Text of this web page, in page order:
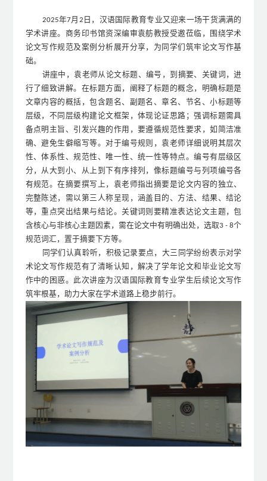
2025年7月 2 日，汉语国际教育专业又迎来一场干货满满的
学术讲座。商务印书馆资深编审袁舫教授受邀莅临，围绕学术
论文写作规范及案例分析展开分享，为同学们筑牢论文写作基
础。
讲座中，袁老师从论文标题、编号，到摘要、关键词，进
行了细致讲解。在标题方面，阐释了标题的概念，明确标题是
文章内容的概括，包含题名、副题名、章名、节名、小标题等
层级，不同层级构建论文框架，体现论证思路；强调标题需具
备点明主旨、引发兴趣的作用，要遵循规范性要求，如简洁准
确、避免生僻缩写等。对于编号规则，袁老师详细说明其层次
性、体系性、规范性、唯一性、统一性等特点。编号有层级区
分，从大到小、从上到下有序排列，像标题编号与列项编号各
有规范。在摘要撰写上，袁老师指出摘要是论文内容的独立、
完整陈述，需以第三人称呈现，涵盖目的、方法、结果、结论
等，重点突出结果与结论。关键词则要精准表达论文主题，包
含核心与非核心主题因素，需在论文中有明确出处，选取3 - 8个
规范词汇，置于摘要下方等。
同学们认真聆听，积极记录要点，大三同学纷纷表示对学
术论文写作规范有了清晰认知，解决了学年论文和毕业论文写
作中的困惑。此次讲座为汉语国际教育专业学生后续论文写作
筑牢根基，助力大家在学术道路上稳步前行。